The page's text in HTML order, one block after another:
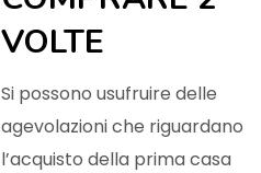
VOLTE
Si possono usufruire delle
agevolazioni che riguardano
l’acquisto della prima casa